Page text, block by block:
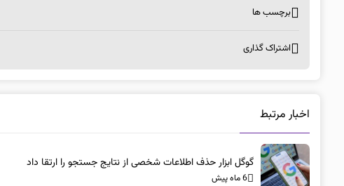
برچسب ها
اشتراک گذاری
اخبار مرتبط
گوگل ابزار حذف اطلاعات شخصی از نتایج جستجو را ارتقا داد
6 ماه پیش